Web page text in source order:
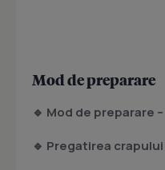
Mod de preparare
🔹 Mod de preparare
🔹 Pregatirea crapului